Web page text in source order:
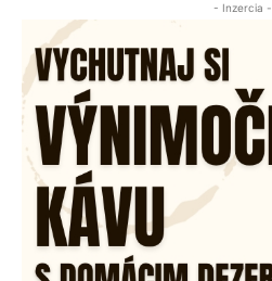
- Inzercia -